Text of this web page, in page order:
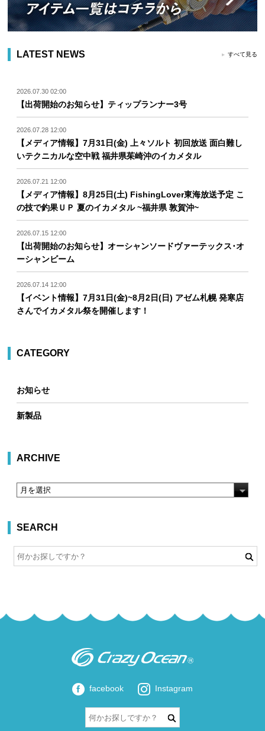
LATEST NEWS すべて見る
2026.07.30 02:00
【出荷開始のお知らせ】ティップランナー3号
2026.07.28 12:00
【メディア情報】7月31日(金) 上々ソルト 初回放送 面白難し
いテクニカルな空中戦 福井県茱崎沖のイカメタル
2026.07.21 12:00
【メディア情報】8月25日(土) FishingLover東海放送予定 こ
の技で釣果ＵＰ 夏のイカメタル ~福井県 敦賀沖~
2026.07.15 12:00
【出荷開始のお知らせ】オーシャンソードヴァーテックス･オ
ーシャンビーム
2026.07.14 12:00
【イベント情報】7月31日(金)~8月2日(日) アゼム札幌 発寒店
さんでイカメタル祭を開催します！
CATEGORY
お知らせ
新製品
ARCHIVE
SEARCH
facebook Instagram